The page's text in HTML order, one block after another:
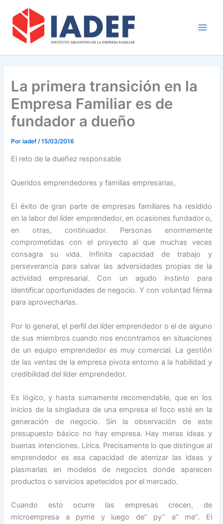
contenido
La primera transición en la
Empresa Familiar es de
fundador a dueño
Poriadef/15/03/2016
El reto de la dueñez responsable
Queridos emprendedores y familias empresarias,
El éxito de gran parte de empresas familiares ha residido
en la labor del líder emprendedor, en ocasiones fundador o,
en otras, continuador. Personas enormemente
comprometidas con el proyecto al que muchas veces
consagra su vida. Infinita capacidad de trabajo y
perseverancia para salvar las adversidades propias de la
actividad empresarial. Con un agudo instinto para
identificar oportunidades de negocio. Y con voluntad férrea
para aprovecharlas.
Por lo general, el perfil del líder emprendedor o el de alguno
de sus miembros cuando nos encontramos en situaciones
de un equipo emprendedor es muy comercial. La gestión
de las ventas de la empresa pivota entorno a la habilidad y
credibilidad del líder emprendedor.
Es lógico, y hasta sumamente recomendable, que en los
inicios de la singladura de una empresa el foco esté en la
generación de negocio. Sin la observación de este
presupuesto básico no hay empresa. Hay meras ideas y
buenas intenciones. Lírica. Precisamente lo que distingue al
emprendedor es esa capacidad de aterrizar las ideas y
plasmarlas en modelos de negocios donde aparecen
productos o servicios apetecidos por el mercado.
Cuando esto ocurre las empresas crecen, de
microempresa a pyme y luego de” py” a” me”. El